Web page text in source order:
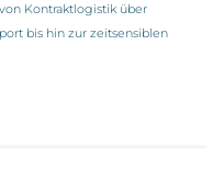
Kontraktlogistik über
bis hin zur zeitsensiblen